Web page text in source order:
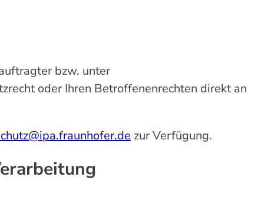
bzw. unter
oder Ihren Betroffenenrechten direkt an
zur Verfügung.